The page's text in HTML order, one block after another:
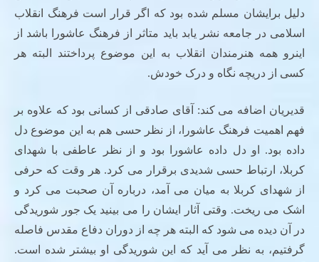
دلیل برایشان مسلم شده بود که اگر قرار است فرهنگ انقلاب
اسلامی در جامعه نشر یابد باید متاثر از فرهنگ عاشورا باشد از
اینرو همه هنرمندان انقلاب به این موضوع پرداختند البته هر
کسی از دریچه نگاه و درک خودش.
قدیریان اضافه می کند: آقای صادقی از کسانی بود که علاوه بر
فهم اهمیت فرهنگ عاشورا، از نظر حسی هم به این موضوع دل
داده بود. او دل داده عاشورا بود و از نظر عاطفی با شهدای
کربلا، ارتباط حسی شدیدی برقرار می کرد. هر وقت که حرفی
از شهدای کربلا به میان می آمد، درباره آن صحبت می کرد و
اشک می ریخت. وقتی آثار ایشان را می بینید یک جور شوریدگی
در آن دیده می شود که البته هر چه از دوران دفاع مقدس فاصله
گرفتیم، به نظر می آید که این شوریدگی او بیشتر شده است.